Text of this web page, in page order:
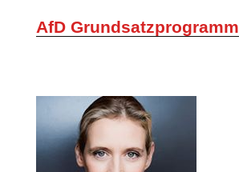
AfD Grundsatzprogramm